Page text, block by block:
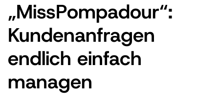
„MissPompadour“:
Kundenanfragen
endlich einfach
managen